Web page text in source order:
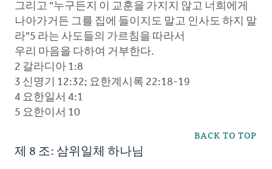
그리고 “누구든지 이 교훈을 가지지 않고 너희에게
나아가거든 그를 집에 들이지도 말고 인사도 하지 말
라”5 라는 사도들의 가르침을 따라서
우리 마음을 다하여 거부한다.
2 갈라디아 1:8
3 신명기 12:32; 요한계시록 22:18-19
4 요한일서 4:1
5 요한이서 10
BACK TO TOP
제 8 조: 삼위일체 하나님